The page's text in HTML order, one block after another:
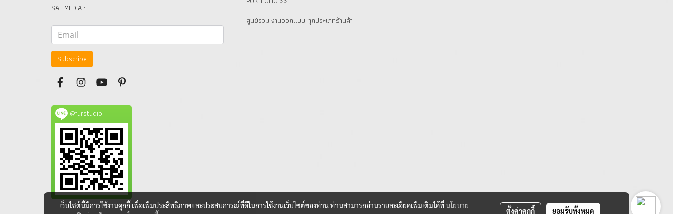
SAL MEDIA :
Subscribe
@furstudio
ศูนย์รวม งานออกแบบ ทุกประเภทร้านค้า
เว็บไซต์นี้มีการใช้งานคุกกี้ เพื่อเพิ่มประสิทธิภาพและประสบการณ์ที่ดีในการใช้งานเว็บไซต์ของท่าน ท่านสามารถอ่านรายละเอียดเพิ่มเติมได้ที่นโยบาย
ตั้งค่าคุกกี้ ยอมรับทั้งหมด